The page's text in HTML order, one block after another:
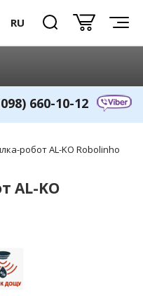
RU
660-10-12
робот AL-KO Robolinho
AL-KO